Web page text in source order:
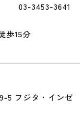
03-3453-3641
歩15分
5 フジタ・インゼ